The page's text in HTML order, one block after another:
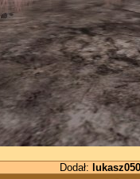
Dodał: